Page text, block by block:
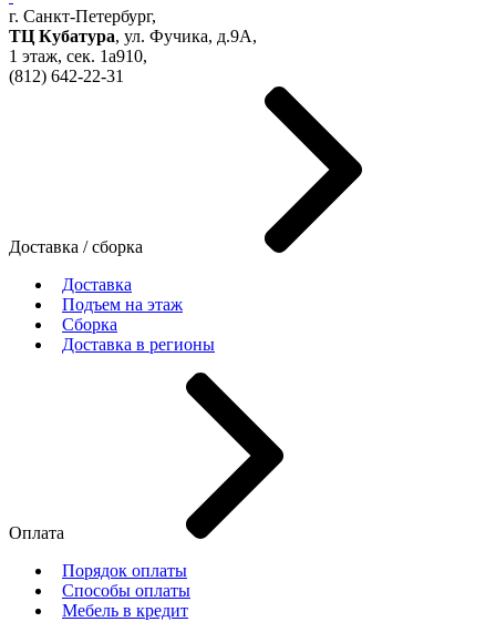
г. Санкт-Петербург,
ТЦ Кубатура, ул. Фучика, д.9А,
1 этаж, сек. 1a910,
(812) 642-22-31
Доставка / сборка
Доставка
Подъем на этаж
Сборка
Доставка в регионы
Оплата
Порядок оплаты
Способы оплаты
Мебель в кредит